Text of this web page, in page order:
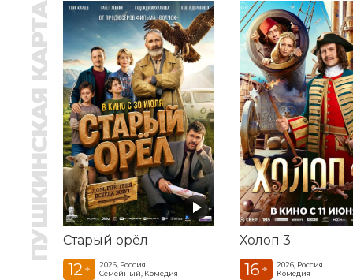
ПУШКИНСКАЯ КАРТА Старый орёл
12 +
2026, Россия
Семейный, Комедия
Холоп 3
16 +
2026, Россия
Комедия